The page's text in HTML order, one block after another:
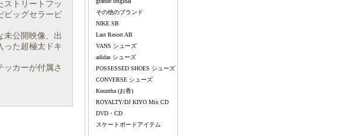
ストリートフッ
ビッグセラービ
未公開映像、出
った超極太ドキ
ッカーが付属さ
その他のブランド
NIKE SB
Last Resort AB
VANS シューズ
adidas シューズ
POSSESSED SHOES シューズ
CONVERSE シューズ
Kuumba (お香)
ROYALTY/DJ KIYO Mix CD
DVD・CD
スケートボードアイテム